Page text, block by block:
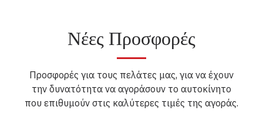
Νέες Προσφορές
Προσφορές για τους πελάτες μας, για να έχουν
την δυνατότητα να αγοράσουν το αυτοκίνητο
που επιθυμούν στις καλύτερες τιμές της αγοράς.